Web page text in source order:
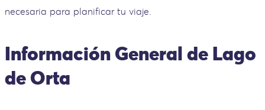
necesaria para planificar tu viaje.
Información General de Lago
de Orta